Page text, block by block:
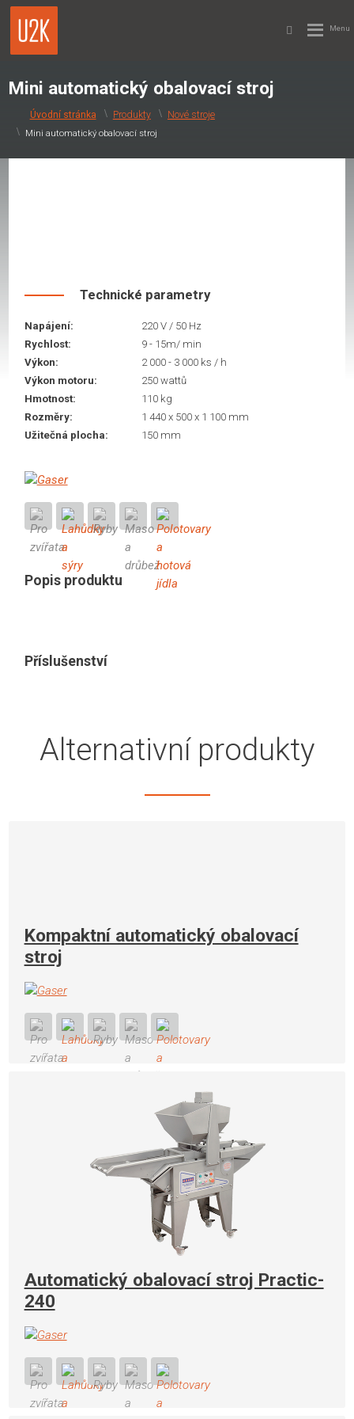
Mini automatický obalovací stroj
Produkty
Nové stroje
Mini automatický obalovací stroj
Technické parametry
Napájení:
220 V / 50 Hz
Rychlost:
9 - 15m/ min
Výkon:
2 000 - 3 000 ks / h
Výkon motoru:
250 wattů
Hmotnost:
110 kg
Rozměry:
1 440 x 500 x 1 100 mm
Užitečná plocha:
150 mm
Popis produktu
Příslušenství
Alternativní produkty
Kompaktní automatický obalovací
stroj
Automatický obalovací stroj Practic-
240